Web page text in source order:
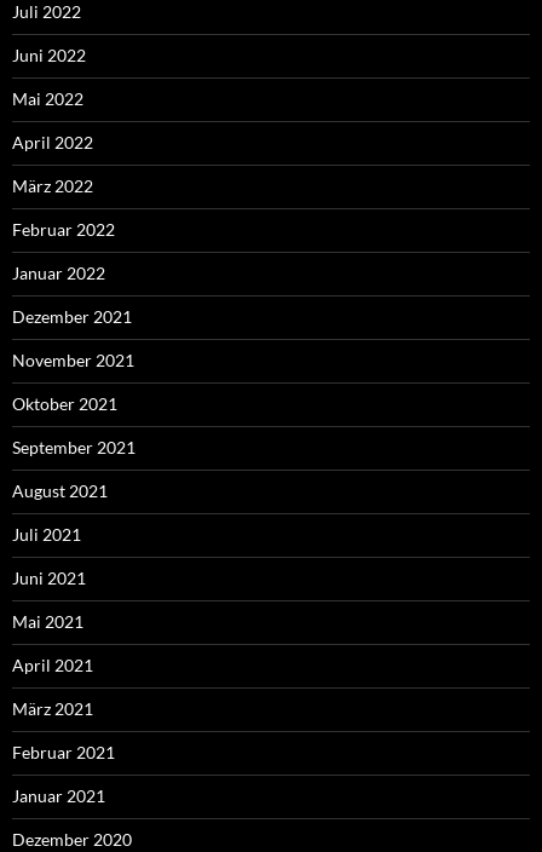
Juli 2022
Juni 2022
Mai 2022
April 2022
März 2022
Februar 2022
Januar 2022
Dezember 2021
November 2021
Oktober 2021
September 2021
August 2021
Juli 2021
Juni 2021
Mai 2021
April 2021
März 2021
Februar 2021
Januar 2021
Dezember 2020